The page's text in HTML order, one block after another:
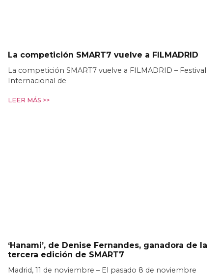
La competición SMART7 vuelve a FILMADRID
La competición SMART7 vuelve a FILMADRID – Festival
Internacional de
LEER MÁS >>
‘Hanami’, de Denise Fernandes, ganadora de la
tercera edición de SMART7
Madrid, 11 de noviembre – El pasado 8 de noviembre